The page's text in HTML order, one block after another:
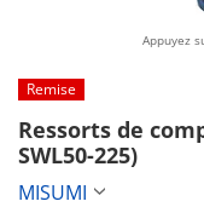
Appuyez
Remise
Ressorts de
SWL50-225)
MISUMI